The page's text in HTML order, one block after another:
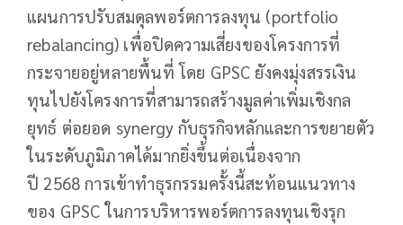
แผนการปรับสมดุลพอร์ตการลงทุน (portfolio
rebalancing) เพื่อปิดความเสี่ยงของโครงการที่
กระจายอยู่หลายพื้นที่ โดย GPSC ยังคงมุ่งสรรเงิน
ทุนไปยังโครงการที่สามารถสร้างมูลค่าเพิ่มเชิงกล
ยุทธ์ ต่อยอด synergy กับธุรกิจหลักและการขยายตัว
ในระดับภูมิภาคได้มากยิ่งขึ้นต่อเนื่องจาก
ปี 2568 การเข้าทำธุรกรรมครั้งนี้สะท้อนแนวทาง
ของ GPSC ในการบริหารพอร์ตการลงทุนเชิงรุก